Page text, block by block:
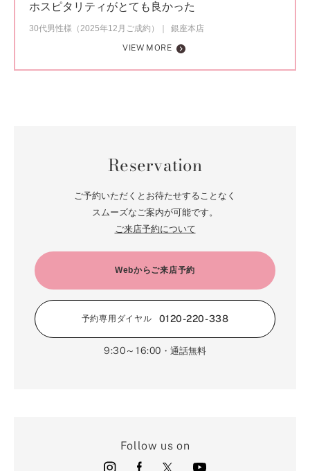
ホスピタリティがとても良かった
30代男性様（2025年12月ご成約）
銀座本店
VIEW MORE
Reservation
ご予約いただくとお待たせすることなく
スムーズなご案内が可能です。
ご来店予約について
Webからご来店予約
予約専用ダイヤル 0120-220-338
9:30～16:00 ・通話無料
Follow us on